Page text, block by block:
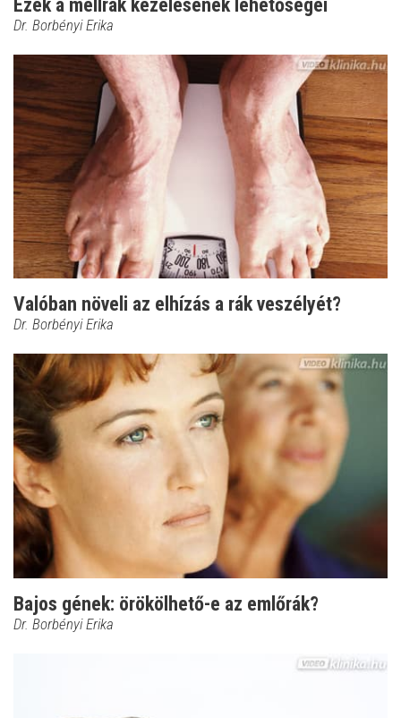
Ezek a mellrák kezelésének lehetőségei
Dr. Borbényi Erika
Valóban növeli az elhízás a rák veszélyét?
Dr. Borbényi Erika
Bajos gének: örökölhető-e az emlőrák?
Dr. Borbényi Erika